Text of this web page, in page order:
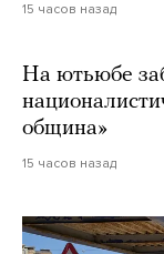
15 часов назад
На ютьюбе
община»
15 часов назад